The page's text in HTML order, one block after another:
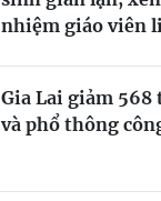
nhiệm giáo viên
Gia Lai giảm
và phổ thông